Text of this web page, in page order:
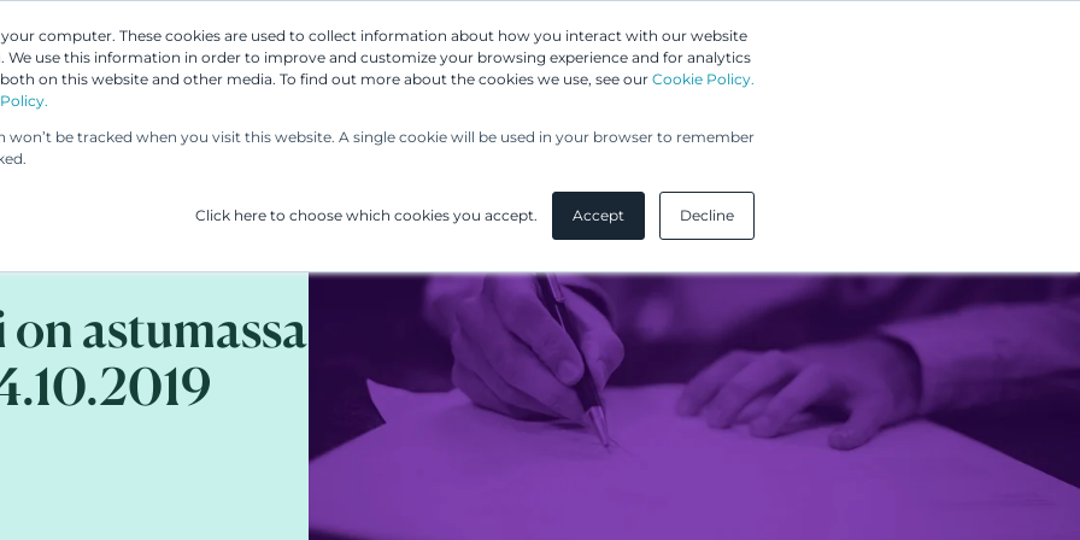
computer. These cookies are used to collect information about how you interact with our website
We use this information in order to improve and customize your browsing experience and for analytics
on this website and other media. To find out more about the cookies we use, see our Cookie Policy.
be tracked when you visit this website. A single cookie will be used in your browser to remember
Click here to choose which cookies you accept. Accept Decline
Asiantuntijamme Palvelumme UP & UPC Asiakkaamme
astumassa